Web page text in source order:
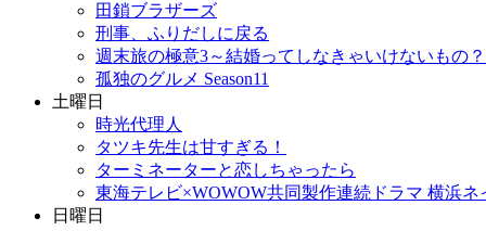
田鎖ブラザーズ
刑事、ふりだしに戻る
週末旅の極意3～結婚ってしなきゃいけないもの？
孤独のグルメ Season11
土曜日
時光代理人
タツキ先生は甘すぎる！
ターミネーターと恋しちゃったら
東海テレビ×WOWOW共同製作連続ドラマ 横浜ネ
日曜日